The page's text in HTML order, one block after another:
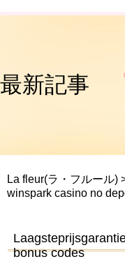
最新記事
La fleur(ラ・フルール)
winspark casino no
bonus codes